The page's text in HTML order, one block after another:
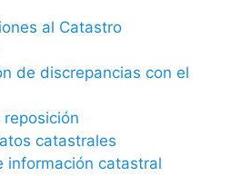
al Catastro
de discrepancias con el
reposición
catastrales
información catastral